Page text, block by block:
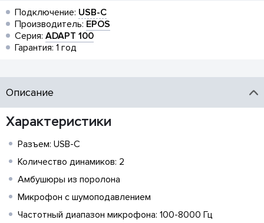
Подключение: USB-C
Производитель: EPOS
Серия: ADAPT 100
Гарантия: 1 год
Описание
Характеристики
Разъем: USB-C
Количество динамиков: 2
Амбушюры из поролона
Микрофон с шумоподавлением
Частотный диапазон микрофона: 100-8000 Гц